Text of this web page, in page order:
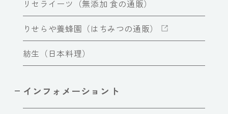
リセライーツ（無添加 食の通販）
りせらや養蜂園（はちみつの通販）
紡生（日本料理）
インフォメーショント